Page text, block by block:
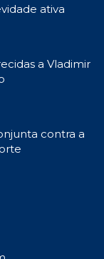
ativa
a Vladimir
contra a